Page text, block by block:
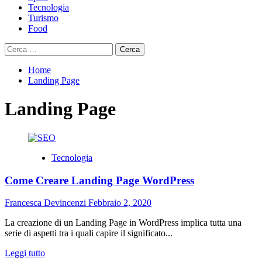
Tecnologia
Turismo
Food
Ricerca
per:
Home
Landing Page
Landing Page
Tecnologia
Come Creare Landing Page WordPress
Francesca Devincenzi Febbraio 2, 2020
La creazione di un Landing Page in WordPress implica tutta una
serie di aspetti tra i quali capire il significato...
Leggi tuttoLeggi